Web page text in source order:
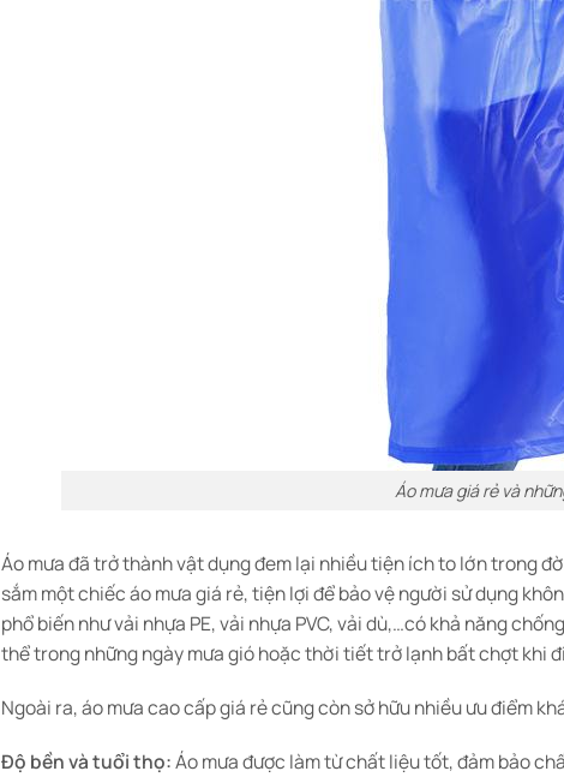
Áo mưa giá rẻ và
Áo mưa đã trở thành vật dụng đem lại nhiều tiện ích to lớn trong
sắm một chiếc áo mưa giá rẻ, tiện lợi để bảo vệ người sử dụng
phổ biến như vải nhựa PE, vải nhựa PVC, vải dù,…có khả năng
thể trong những ngày mưa gió hoặc thời tiết trở lạnh bất chợt khi
Ngoài ra, áo mưa cao cấp giá rẻ cũng còn sở hữu nhiều ưu điểm
Độ bền và tuổi thọ:Áo mưa được làm từ chất liệu tốt, đảm bảo